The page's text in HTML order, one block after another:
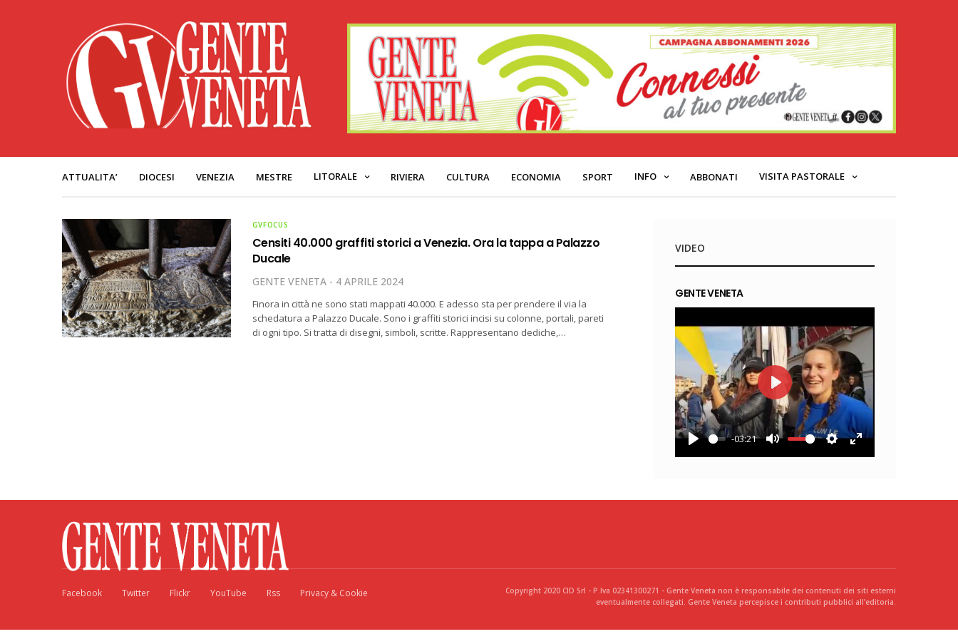
ATTUALITA’ DIOCESI VENEZIA MESTRE LITORALE RIVIERA CULTURA ECONOMIA SPORT INFO ABBONATI VISITA PASTORALE
GVFOCUS
Censiti 40.000 graffiti storici a Venezia. Ora la tappa a Palazzo
Ducale
GENTE VENETA 4 APRILE 2024
Finora in città ne sono stati mappati 40.000. E adesso sta per prendere il via la
schedatura a Palazzo Ducale. Sono i graffiti storici incisi su colonne, portali, pareti
di ogni tipo. Si tratta di disegni, simboli, scritte. Rappresentano dediche,…
VIDEO
GENTE VENETA
-03:21
Play
Facebook Twitter Flickr YouTube Rss Privacy & Cookie
Copyright 2020 CID Srl - P.Iva 02341300271 - Gente Veneta non è responsabile dei contenuti dei siti esterni
eventualmente collegati. Gente Veneta percepisce i contributi pubblici all’editoria.